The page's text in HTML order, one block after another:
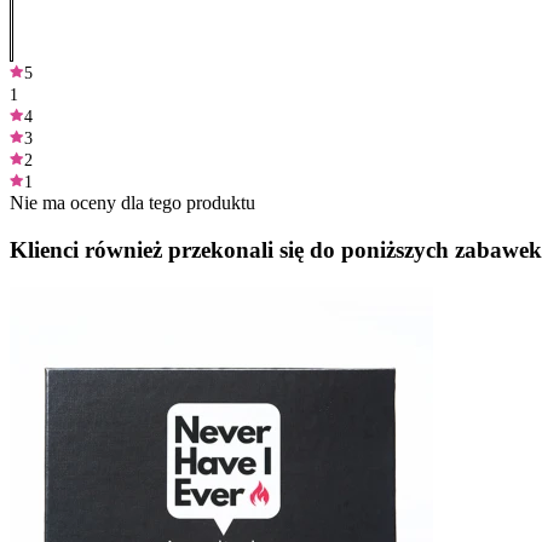
5
1
4
3
2
1
Nie ma oceny dla tego produktu
Klienci również przekonali się do poniższych